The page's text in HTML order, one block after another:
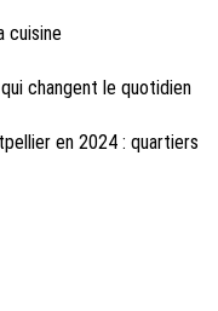
cuisine
changent le quotidien
en 2024 : quartiers